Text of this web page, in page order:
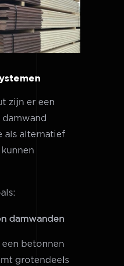
zijn er een
damwand
als alternatief
damwanden
een betonnen
grotendeels